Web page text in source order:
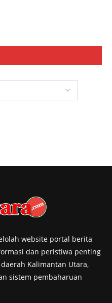
website portal berita
dan peristiwa penting
Kalimantan Utara,
sistem pembaharuan